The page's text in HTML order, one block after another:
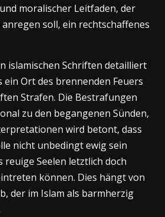
moralischer Leitfaden, der
soll, ein rechtschaffenes
islamischen Schriften detailliert
ein Ort des brennenden Feuers
Strafen. Die Bestrafungen
zu den begangenen Sünden,
wird betont, dass
nicht unbedingt ewig sein
reuige Seelen letztlich doch
können. Dies hängt von
der im Islam als barmherzig